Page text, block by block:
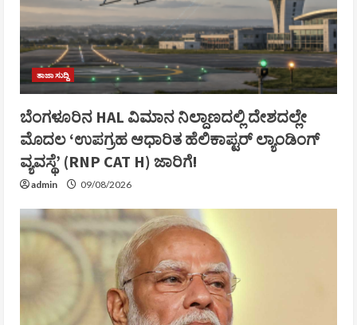
ತಾಜಾ ಸುದ್ದಿ
ಬೆಂಗಳೂರಿನ HAL ವಿಮಾನ ನಿಲ್ದಾಣದಲ್ಲಿ ದೇಶದಲ್ಲೇ
ಮೊದಲ ‘ಉಪಗ್ರಹ ಆಧಾರಿತ ಹೆಲಿಕಾಪ್ಟರ್ ಲ್ಯಾಂಡಿಂಗ್
ವ್ಯವಸ್ಥೆ’ (RNP CAT H) ಜಾರಿಗೆ!
admin 09/08/2026